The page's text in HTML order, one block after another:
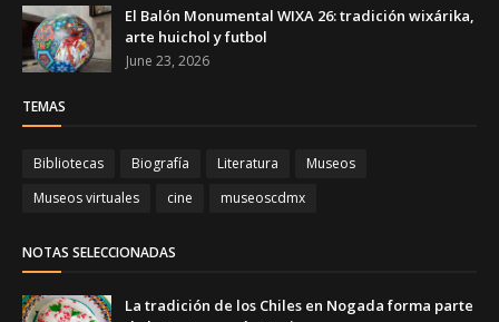
El Balón Monumental WIXA 26: tradición wixárika,
arte huichol y futbol
June 23, 2026
TEMAS
Bibliotecas Biografía Literatura
Museos
Museos virtuales
cine museoscdmx
NOTAS SELECCIONADAS
La tradición de los Chiles en Nogada forma parte